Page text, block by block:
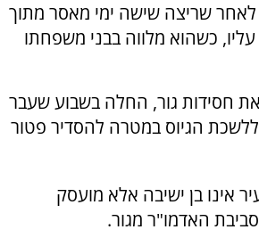
לאחר שריצה שישה ימי מאסר מתוך
כשהוא מלווה בבני משפחתו
חסידות גור, החלה בשבוע שעבר
הגיוס במטרה להסדיר פטור
הצעיר אינו בן ישיבה אלא מועסק
האדמו"ר מגור.